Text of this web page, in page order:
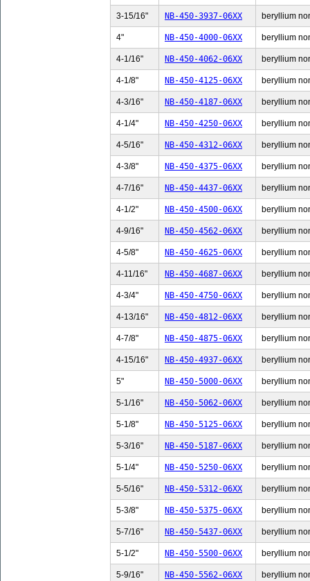
3-15/16" NB-450-3937-06XX beryllium
4" NB-450-4000-06XX beryllium
4-1/16" NB-450-4062-06XX beryllium
4-1/8" NB-450-4125-06XX beryllium
4-3/16" NB-450-4187-06XX beryllium
4-1/4" NB-450-4250-06XX beryllium
4-5/16" NB-450-4312-06XX beryllium
4-3/8" NB-450-4375-06XX beryllium
4-7/16" NB-450-4437-06XX beryllium
4-1/2" NB-450-4500-06XX beryllium
4-9/16" NB-450-4562-06XX beryllium
4-5/8" NB-450-4625-06XX beryllium
4-11/16" NB-450-4687-06XX beryllium
4-3/4" NB-450-4750-06XX beryllium
4-13/16" NB-450-4812-06XX beryllium
4-7/8" NB-450-4875-06XX beryllium
4-15/16" NB-450-4937-06XX beryllium
5" NB-450-5000-06XX beryllium
5-1/16" NB-450-5062-06XX beryllium
5-1/8" NB-450-5125-06XX beryllium
5-3/16" NB-450-5187-06XX beryllium
5-1/4" NB-450-5250-06XX beryllium
5-5/16" NB-450-5312-06XX beryllium
5-3/8" NB-450-5375-06XX beryllium
5-7/16" NB-450-5437-06XX beryllium
5-1/2" NB-450-5500-06XX beryllium
5-9/16" NB-450-5562-06XX beryllium